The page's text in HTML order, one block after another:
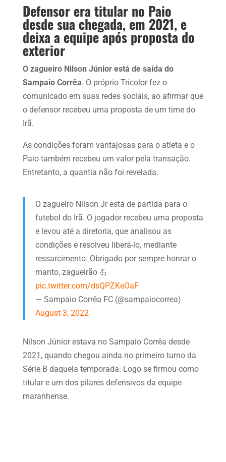
Defensor era titular no Paio
desde sua chegada, em 2021, e
deixa a equipe após proposta do
exterior
O zagueiro Nilson Júnior está de saída do
Sampaio Corrêa. O próprio Tricolor fez o
comunicado em suas redes sociais, ao afirmar que
o defensor recebeu uma proposta de um time do
Irã.
As condições foram vantajosas para o atleta e o
Paio também recebeu um valor pela transação.
Entretanto, a quantia não foi revelada.
O zagueiro Nilson Jr está de partida para o
futebol do Irã. O jogador recebeu uma proposta
e levou até a diretoria, que analisou as
condições e resolveu liberá-lo, mediante
ressarcimento. Obrigado por sempre honrar o
manto, zagueirão 💪
pic.twitter.com/dsQPZKeOaF
— Sampaio Corrêa FC (@sampaiocorrea)
August 3, 2022
Nilson Júnior estava no Sampaio Corrêa desde
2021, quando chegou ainda no primeiro turno da
Série B daquela temporada. Logo se firmou como
titular e um dos pilares defensivos da equipe
maranhense.